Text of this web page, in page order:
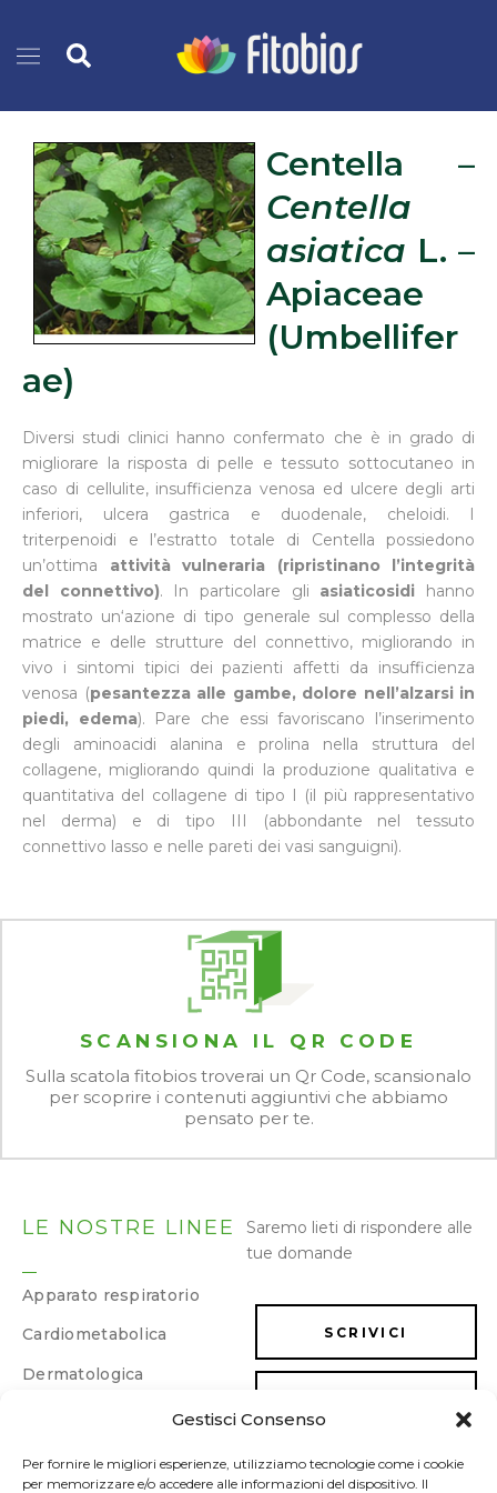
Gestisci Consenso
Per fornire le migliori esperienze, utilizziamo tecnologie come i cookie
per memorizzare e/o accedere alle informazioni del dispositivo. Il
contenutoCerca
Centella –
Centella
asiatica L. –
Apiaceae
(Umbellifer
ae)
Diversi studi clinici hanno confermato che è in grado di
migliorare la risposta di pelle e tessuto sottocutaneo in
caso di cellulite, insufficienza venosa ed ulcere degli arti
inferiori, ulcera gastrica e duodenale, cheloidi. I
triterpenoidi e l’estratto totale di Centella possiedono
un’ottima attività vulneraria (ripristinano l’integrità
del connettivo). In particolare gli asiaticosidi hanno
mostrato un‘azione di tipo generale sul complesso della
matrice e delle strutture del connettivo, migliorando in
vivo i sintomi tipici dei pazienti affetti da insufficienza
venosa (pesantezza alle gambe, dolore nell’alzarsi in
piedi, edema). Pare che essi favoriscano l’inserimento
degli aminoacidi alanina e prolina nella struttura del
collagene, migliorando quindi la produzione qualitativa e
quantitativa del collagene di tipo I (il più rappresentativo
nel derma) e di tipo III (abbondante nel tessuto
connettivo lasso e nelle pareti dei vasi sanguigni).
SCANSIONA IL QR CODE
Sulla scatola fitobios troverai un Qr Code, scansionalo
per scoprire i contenuti aggiuntivi che abbiamo
pensato per te.
LE NOSTRE LINEE
Apparato respiratorio
Cardiometabolica
Dermatologica
Energia e memoria
Saremo lieti di rispondere alle
tue domande
SCRIVICI